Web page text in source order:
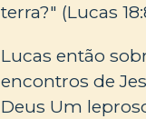
terra?" (Lucas
Lucas então
encontros de
Deus Um